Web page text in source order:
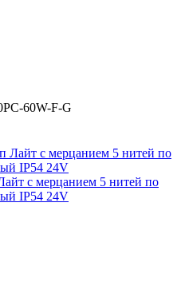
60W-F-G
с мерцанием 5 нитей по
IP54 24V